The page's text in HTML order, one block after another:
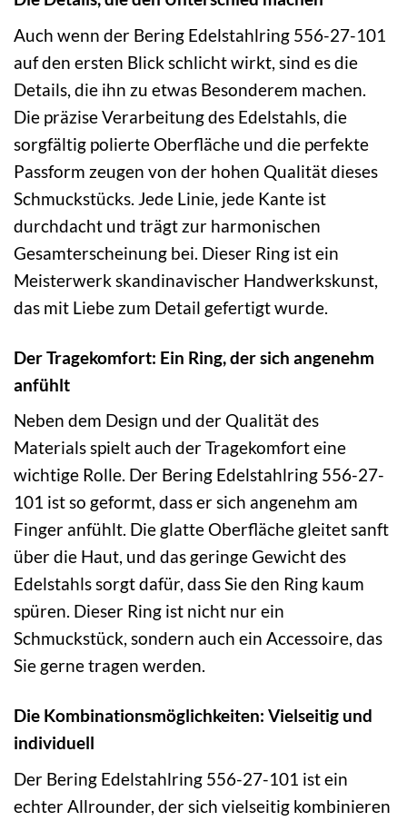
Auch wenn der Bering Edelstahlring 556-27-101
auf den ersten Blick schlicht wirkt, sind es die
Details, die ihn zu etwas Besonderem machen.
Die präzise Verarbeitung des Edelstahls, die
sorgfältig polierte Oberfläche und die perfekte
Passform zeugen von der hohen Qualität dieses
Schmuckstücks. Jede Linie, jede Kante ist
durchdacht und trägt zur harmonischen
Gesamterscheinung bei. Dieser Ring ist ein
Meisterwerk skandinavischer Handwerkskunst,
das mit Liebe zum Detail gefertigt wurde.
Der Tragekomfort: Ein Ring, der sich angenehm
anfühlt
Neben dem Design und der Qualität des
Materials spielt auch der Tragekomfort eine
wichtige Rolle. Der Bering Edelstahlring 556-27-
101 ist so geformt, dass er sich angenehm am
Finger anfühlt. Die glatte Oberfläche gleitet sanft
über die Haut, und das geringe Gewicht des
Edelstahls sorgt dafür, dass Sie den Ring kaum
spüren. Dieser Ring ist nicht nur ein
Schmuckstück, sondern auch ein Accessoire, das
Sie gerne tragen werden.
Die Kombinationsmöglichkeiten: Vielseitig und
individuell
Der Bering Edelstahlring 556-27-101 ist ein
echter Allrounder, der sich vielseitig kombinieren